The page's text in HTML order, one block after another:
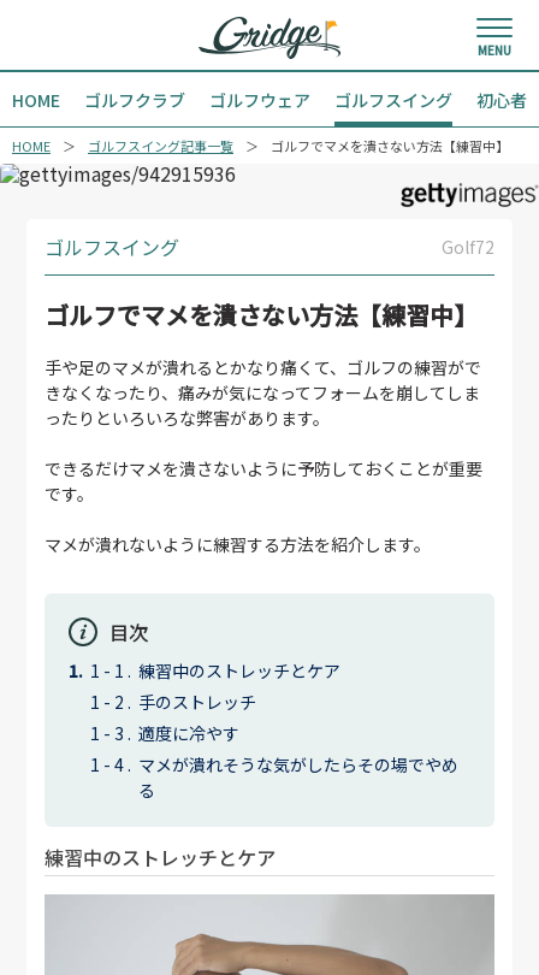
HOME ゴルフクラブ ゴルフウェア ゴルフスイング 初心者
HOME ゴルフスイング記事一覧 ゴルフでマメを潰さない方法【練習中】
ゴルフスイング Golf72
ゴルフでマメを潰さない方法【練習中】
手や足のマメが潰れるとかなり痛くて、ゴルフの練習がで
きなくなったり、痛みが気になってフォームを崩してしま
ったりといろいろな弊害があります。
できるだけマメを潰さないように予防しておくことが重要
です。
マメが潰れないように練習する方法を紹介します。
目次
練習中のストレッチとケア
手のストレッチ
適度に冷やす
マメが潰れそうな気がしたらその場でやめ
る
練習中のストレッチとケア